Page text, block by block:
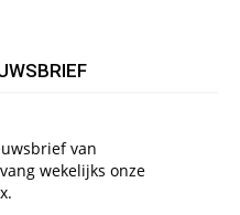
van
wekelijks onze